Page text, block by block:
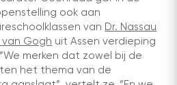
ook aan
van Dr. Nassau
van Gogh uit Assen verdieping
merken dat zowel bij de
het thema van de